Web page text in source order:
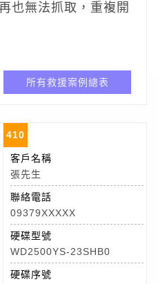
也無法抓取，重複開
所有救援案例總表
410
客戶名稱
張先生
聯絡電話
09379XXXXX
硬碟型號
WD2500YS-23SHB0
硬碟序號